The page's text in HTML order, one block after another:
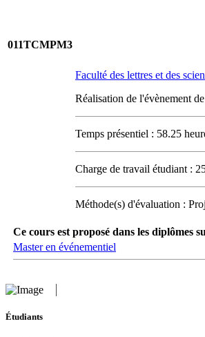
011TCMPM3
Faculté des lettres et des
Réalisation de l'évènement
Temps présentiel : 58.25
Charge de travail étudiant :
Méthode(s) d'évaluation :
Ce cours est proposé dans les diplômes
Master en événementiel
Étudiants